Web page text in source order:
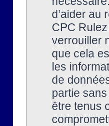
d’aider au
CPC
verrouiller
que cela
les
de
partie
être tenus